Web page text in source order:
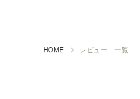
HOME レビュー 一覧